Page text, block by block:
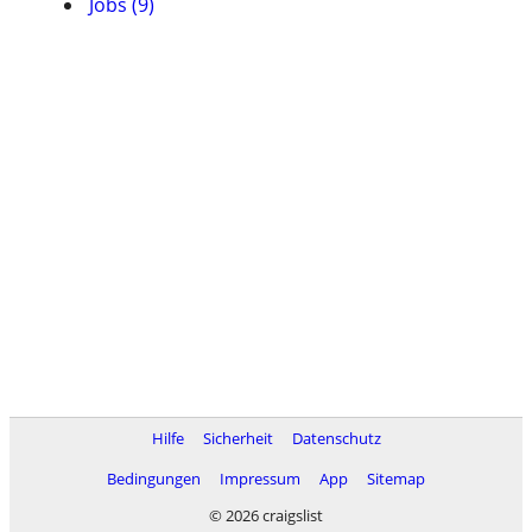
Hilfe Sicherheit
Datenschutz
Bedingungen
Impressum App
Sitemap
© 2026 craigslist